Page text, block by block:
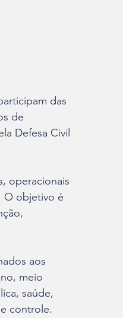
das
de
Defesa Civil
operacionais
O objetivo é
aos
meio
saúde,
controle.